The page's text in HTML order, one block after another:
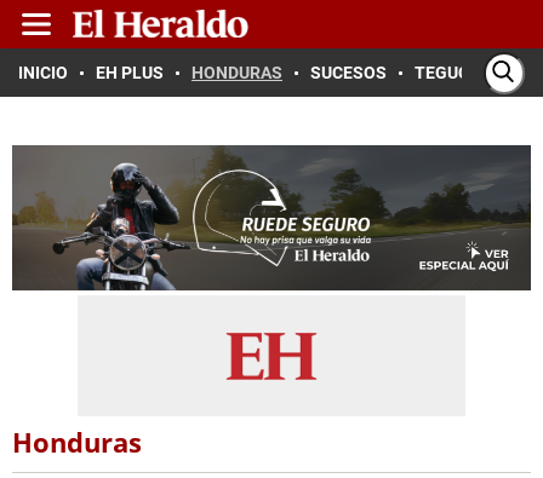
INICIO EH PLUS HONDURAS SUCESOS TEGUCIGALPA
Honduras